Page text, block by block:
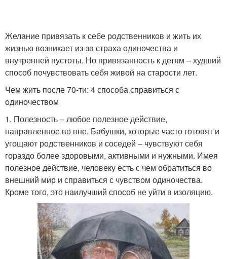
Желание привязать к себе родственников и жить их
жизнью возникает из-за страха одиночества и
внутренней пустоты. Но привязанность к детям – худший
способ почувствовать себя живой на старости лет.
Чем жить после 70-ти: 4 способа справиться с
одиночеством
1. Полезность – любое полезное действие,
направленное во вне. Бабушки, которые часто готовят и
угощают родственников и соседей – чувствуют себя
гораздо более здоровыми, активными и нужными. Имея
полезное действие, человеку есть с чем обратиться во
внешний мир и справиться с чувством одиночества.
Кроме того, это наилучший способ не уйти в изоляцию.